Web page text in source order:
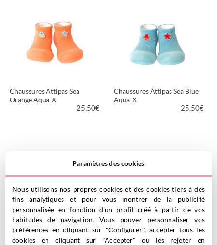
Chaussures Attipas Sea
Orange Aqua-X
25.50€
Chaussures Attipas Sea Blue
Aqua-X
25.50€
Chaussures Attipas
Gradation Mint
Chaussons de Plage Sanjia
Sea Creature/Sandy
Paramètres des cookies
Nous utilisons nos propres cookies et des cookies tiers à des
fins analytiques et pour vous montrer de la publicité
personnalisée en fonction d'un profil créé à partir de vos
habitudes de navigation. Vous pouvez personnaliser vos
préférences en cliquant sur "Configurer", accepter tous les
cookies en cliquant sur "Accepter" ou les rejeter en